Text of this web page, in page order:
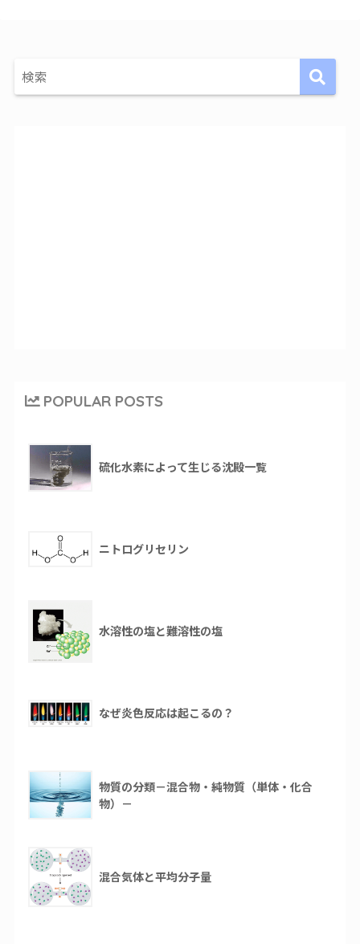
POPULAR POSTS
硫化水素によって生じる沈殿一覧
ニトログリセリン
水溶性の塩と難溶性の塩
なぜ炎色反応は起こるの？
物質の分類－混合物・純物質（単体・化合
物）－
混合気体と平均分子量